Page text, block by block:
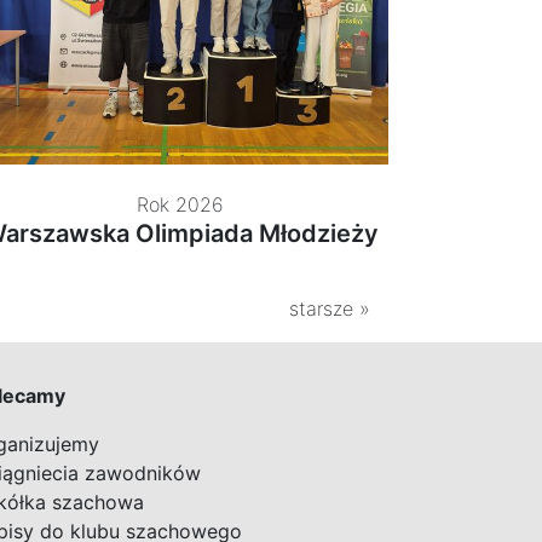
Rok 2026
Olimpiada Młodzieży
starsze »
zawodników
szachowa
do klubu szachowego